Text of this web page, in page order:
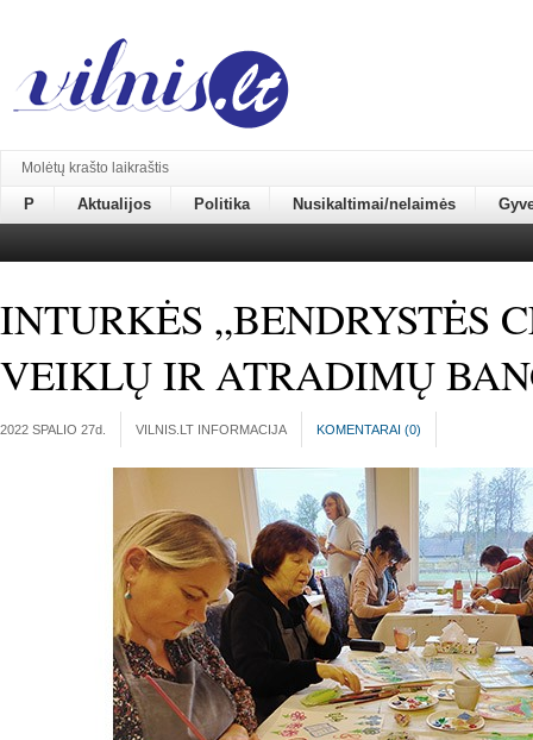
Molėtų krašto laikraštis
P Aktualijos Politika Nusikaltimai/nelaimės
INTURKĖS „BENDRYSTĖS
VEIKLŲ IR ATRADIMŲ
2022 SPALIO 27d. VILNIS.LT INFORMACIJA KOMENTARAI (0)